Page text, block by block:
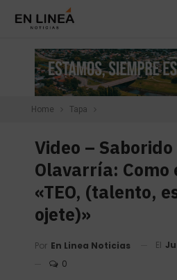
Home Tapa
Video – Saborido
Olavarría: Como
«TEO, (talento,
ojete)»
Por En Linea Noticias El
0